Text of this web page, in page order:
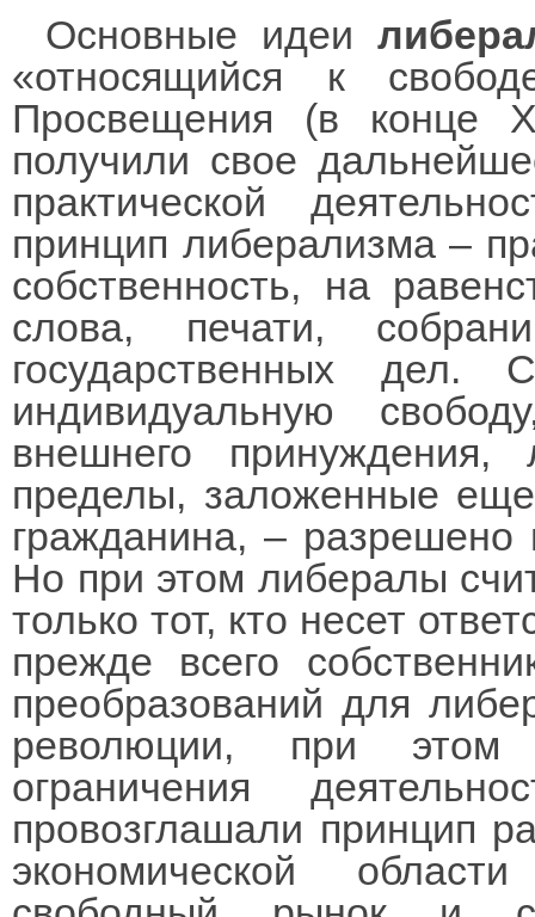
Основные идеи
«относящийся к
Просвещения (в
получили свое
практической
принцип либерализма –
собственность, на
слова, печати,
государственных дел.
индивидуальную
внешнего
пределы, заложенные
гражданина, –
Но при этом либералы
только тот, кто несет
прежде всего
преобразований для
революции, при этом
ограничения
провозглашали принцип
экономической